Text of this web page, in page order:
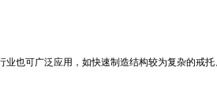
也可广泛应用，如快速制造结构较为复杂的戒托